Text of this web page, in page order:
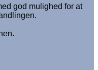
god mulighed for at